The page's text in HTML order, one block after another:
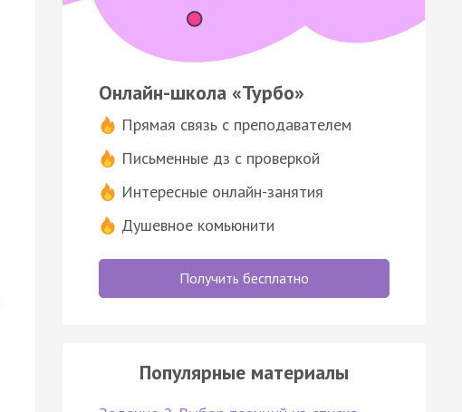
Онлайн-школа «Турбо»
Прямая связь с преподавателем
Письменные дз с проверкой
Интересные онлайн-занятия
Душевное комьюнити
Получить бесплатно
Популярные материалы